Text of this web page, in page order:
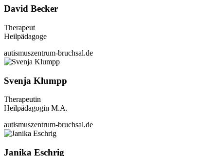
David Becker
Therapeut
Heilpädagoge
autismuszentrum-bruchsal.de
Svenja Klumpp
Therapeutin
Heilpädagogin M.A.
autismuszentrum-bruchsal.de
Janika Eschrig